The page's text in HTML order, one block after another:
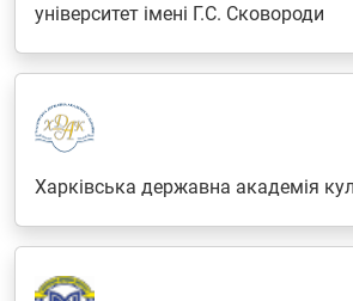
університет імені Г.С. Сковороди
Харківська державна академія